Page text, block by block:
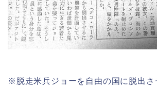
※脱走米兵ジョーを自由の国に脱出さ